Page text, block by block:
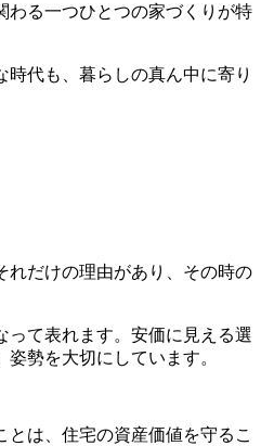
わる一つひとつの家づくりが特
代も、暮らしの真ん中に寄り
れだけの理由があり、その時の
って表れます。安価に見える選
勢を大切にしています。
は、住宅の資産価値を守るこ